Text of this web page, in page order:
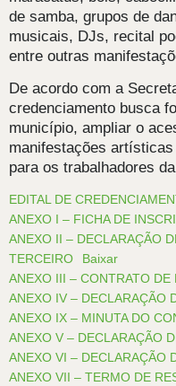
de samba, grupos de
musicais, DJs, recital
entre outras
De acordo com a
credenciamento busca
município, ampliar o
manifestações
para os trabalhadores
EDITAL DE
ANEXO I – FICHA DE
ANEXO II – DECLARAÇÃO
TERCEIRO
Baixar
ANEXO III – CONTRATO DE
ANEXO IV – DECLARAÇÃO
ANEXO IX – MINUTA DO
ANEXO V – DECLARAÇÃO
ANEXO VI – DECLARAÇÃO
ANEXO VII – TERMO DE